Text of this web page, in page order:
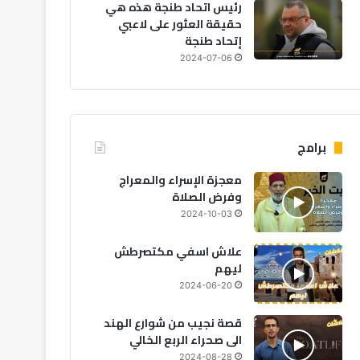
اقتصاد
تقرير “ليغاتوم 2026”: المغرب يتقدم اقتصادياً لكن
والصحة تعرقل الازدهار
2026-08-03
جفاف تاريخي يضرب إنجلترا وويلز.. الأسوأ منذ 1836
رئيس اتحاد طنجة هذه هي
حقيقة العثور على لاعبي
إتحاد طنجة
2024-07-06
برامج
معجزة الإسراء والمعراج
وفرض الصلاة
2024-10-03
علاش اسفي مكتصرطش
ليهم
2024-06-20
قصة نجيب من شوارع الهند
الى صحراء الربع الخالي
2024-08-28